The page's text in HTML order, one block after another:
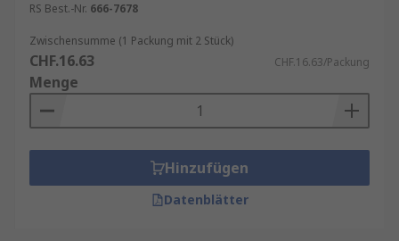
RS Best.-Nr. 666-7678
Zwischensumme (1 Packung mit 2 Stück)
CHF.16.63 CHF.16.63/Packung
Menge
Hinzufügen
Datenblätter